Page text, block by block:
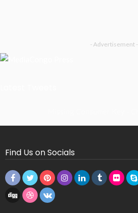
- Advertisement -
Find Us on Socials